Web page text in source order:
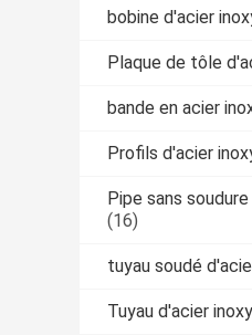
bobine d'acier
Plaque de tôle
bande en acier
Profils d'acier
Pipe sans
(16)
tuyau soudé
Tuyau d'acier